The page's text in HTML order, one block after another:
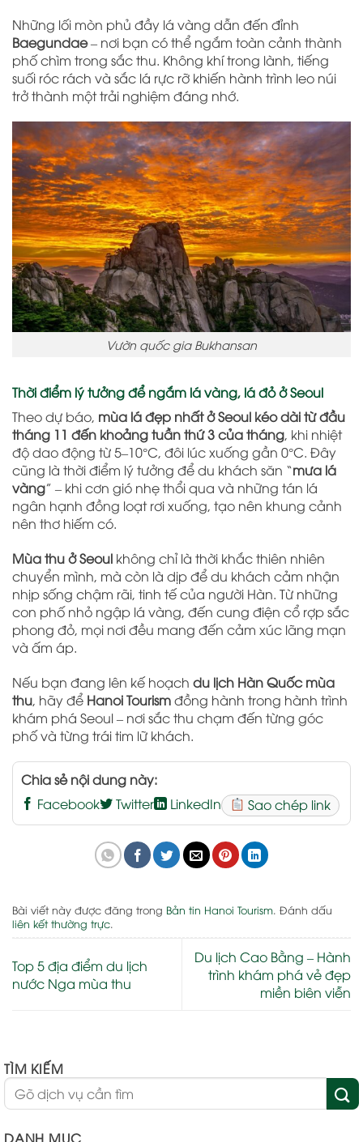
Những lối mòn phủ đầy lá vàng dẫn đến đỉnh
Baegundae– nơi bạn có thể ngắm toàn cảnh thành
phố chìm trong sắc thu. Không khí trong lành, tiếng
suối róc rách và sắc lá rực rỡ khiến hành trình leo núi
trở thành một trải nghiệm đáng nhớ.
Vườn quốc gia Bukhansan
Thời điểm lý tưởng để ngắm lá vàng, lá đỏ ở Seoul
Theo dự báo, mùa lá đẹp nhất ở Seoul kéo dài từ đầu
tháng 11 đến khoảng tuần thứ 3 của tháng, khi nhiệt
độ dao động từ 5–10°C, đôi lúc xuống gần 0°C. Đây
cũng là thời điểm lý tưởng để du khách săn “mưa lá
vàng” – khi cơn gió nhẹ thổi qua và những tán lá
ngân hạnh đồng loạt rơi xuống, tạo nên khung cảnh
nên thơ hiếm có.
Mùa thu ở Seoul không chỉ là thời khắc thiên nhiên
chuyển mình, mà còn là dịp để du khách cảm nhận
nhịp sống chậm rãi, tinh tế của người Hàn. Từ những
con phố nhỏ ngập lá vàng, đến cung điện cổ rợp sắc
phong đỏ, mọi nơi đều mang đến cảm xúc lãng mạn
và ấm áp.
Nếu bạn đang lên kế hoạch du lịch Hàn Quốc mùa
thu, hãy để Hanoi Tourismđồng hành trong hành trình
khám phá Seoul – nơi sắc thu chạm đến từng góc
phố và từng trái tim lữ khách.
Chia sẻ nội dung này:
Facebook
Twitter LinkedIn Sao chép link
Bài viết này được đăng trong Bản tin Hanoi Tourism. Đánh dấu
liên kết thường trực.
Top 5 địa điểm du lịch
nước Nga mùa thu
Du lịch Cao Bằng – Hành
trình khám phá vẻ đẹp
miền biên viễn
TÌM KIẾM
DANH MỤC